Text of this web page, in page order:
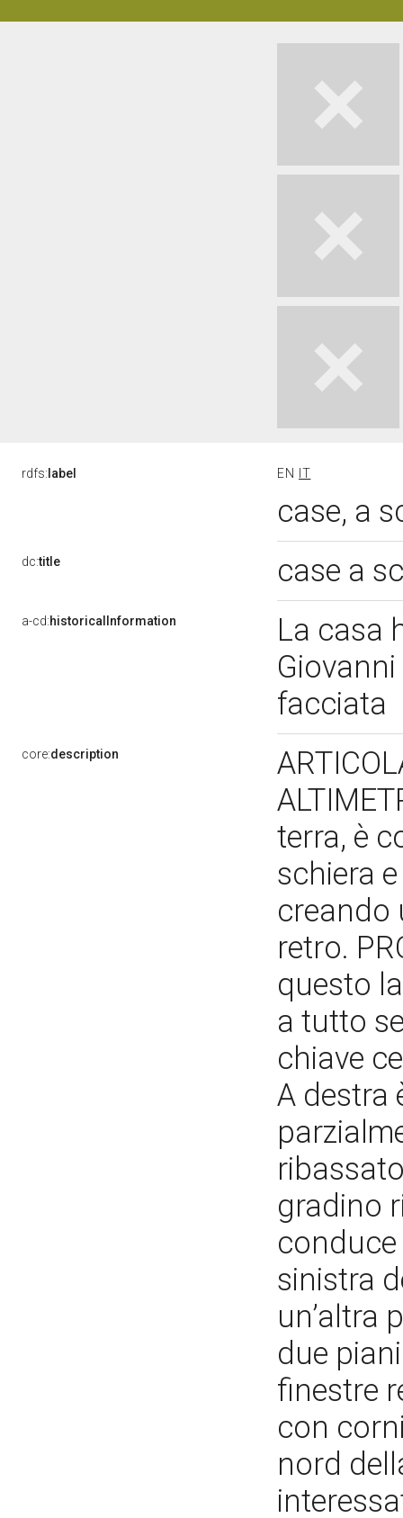
rdfs: label EN IT
case, a
dc:title case a
a-cd:historicalInformation
La casa
facciata
core:description
terra, è
schiera
creando
retro.
questo
a tutto
chiave
A destra
gradino
conduce
sinistra
un’altra
due
finestre
con
nord